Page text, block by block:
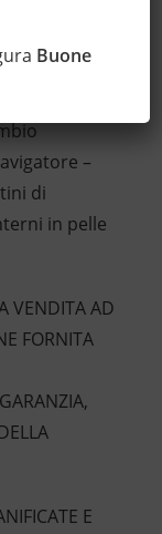
–
di
in pelle
VENDITA AD
FORNITA
E
Buone